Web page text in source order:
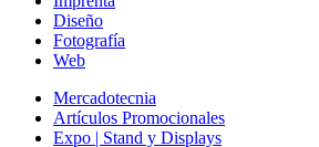
Diseño
Fotografía
Web
Mercadotecnia
Artículos Promocionales
Expo | Stand y Displays